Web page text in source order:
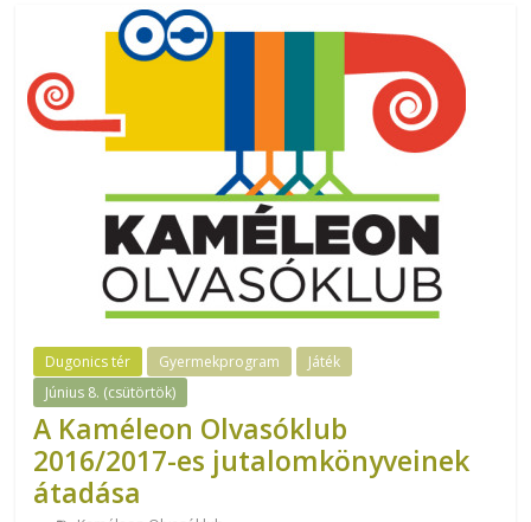
Dugonics tér Gyermekprogram
Játék
Június 8. (csütörtök)
A Kaméleon Olvasóklub
2016/2017-es jutalomkönyveinek
átadása